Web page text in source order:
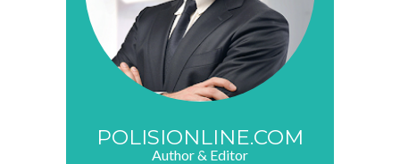
POLISIONLINE.COM
Author & Editor